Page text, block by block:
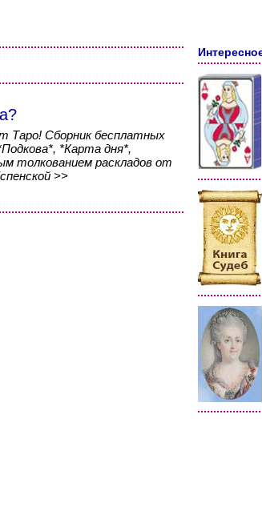
Таро! Сборник бесплатных
*Карта дня*,
толкованием раскладов от
>>